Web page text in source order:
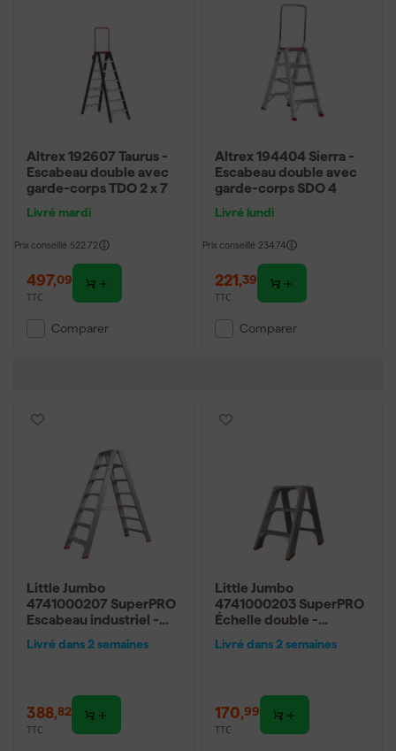
Altrex 192607 Taurus -
Escabeau double avec
garde-corps TDO 2 x 7
Livré mardi
Prix conseillé 522,72
497,09
TTC
Comparer
Altrex 194404 Sierra -
Escabeau double avec
garde-corps SDO 4
Livré lundi
Prix conseillé 234,74
221,39
TTC
Comparer
Little Jumbo
4741000207 SuperPRO
Escabeau industriel -
170cm
Livré dans 2 semaines
388,82
TTC
Little Jumbo
4741000203 SuperPRO
Échelle double -
marches - hauteur de
Livré dans 2 semaines
170,99
TTC